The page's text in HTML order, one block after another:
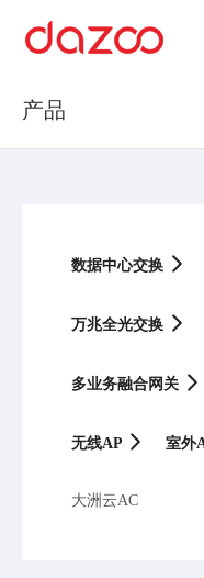
产品
数据中心交换
万兆全光交换
多业务融合网关
无线AP 室外
大洲云AC